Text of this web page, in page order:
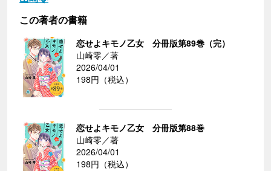
この著者の書籍
恋せよキモノ乙女 分冊版第89巻（完）
山崎零／著
2026/04/01
198円（税込）
恋せよキモノ乙女 分冊版第88巻
山崎零／著
2026/04/01
198円（税込）